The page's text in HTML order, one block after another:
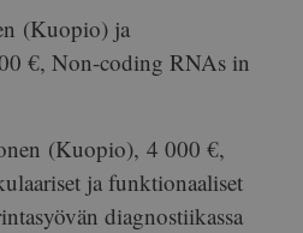
(Kuopio) ja
€, Non-coding RNAs in
(Kuopio), 4 000 €,
ja funktionaaliset
diagnostiikassa